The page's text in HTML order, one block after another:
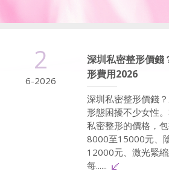
2
6-2026
深圳私密整形價錢
形費用2026
深圳私密整形價錢
形態困擾不少女性
私密整形的價格，
8000至15000元、
12000元、激光緊
每......